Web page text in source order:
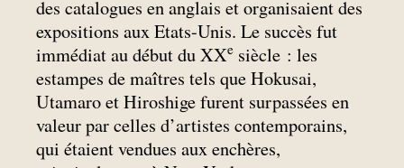
des catalogues en anglais et organisaient des
expositions aux Etats-Unis. Le succès fut
immédiat au début du XXe siècle : les
estampes de maîtres tels que Hokusai,
Utamaro et Hiroshige furent surpassées en
valeur par celles d’artistes contemporains,
qui étaient vendues aux enchères,